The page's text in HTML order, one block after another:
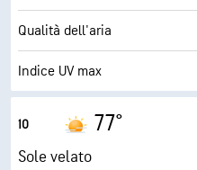
Nuvolosità
Visibilità
Qualità dell'aria
Indice UV max
Umidità
10 77°
Sole velato